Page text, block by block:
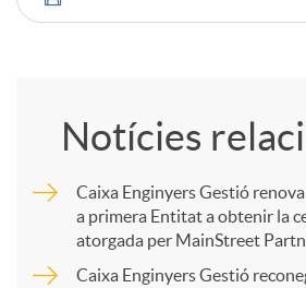
C
m
Notícies
Caixa Enginyers Gestió
a primera Entitat a obtenir la
atorgada per MainStreet
Caixa Enginyers Gestió